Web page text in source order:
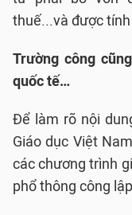
thuế...và được
Trường công
quốc tế…
Để làm rõ nội
Giáo dục Việt
các chương trình
phổ thông công